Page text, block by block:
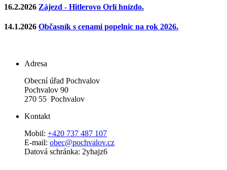
16.2.2026 Zájezd - Hitlerovo Orlí hnízdo.
14.1.2026 Občasník s cenami popelnic na rok 2026.
Adresa
Obecní úřad Pochvalov
Pochvalov 90
270 55 Pochvalov
Kontakt
Mobil: +420 737 487 107
E-mail: obec@pochvalov.cz
Datová schránka: 2yhajz6